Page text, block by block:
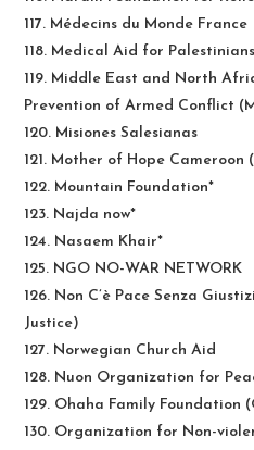
117. Médecins du Monde France
118. Medical Aid for
119. Middle East and North
Prevention of Armed Conflict
120. Misiones Salesianas
121. Mother of Hope Cameroon
122. Mountain Foundation*
123. Najda now*
124. Nasaem Khair*
125. NGO NO-WAR NETWORK
126. Non C’è Pace Senza
Justice)
127. Norwegian Church Aid
128. Nuon Organization for
129. Ohaha Family Foundation
130. Organization for Non-